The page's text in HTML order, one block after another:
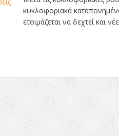
κυκλοφοριακά
ετοιμάζεται να δεχτεί και